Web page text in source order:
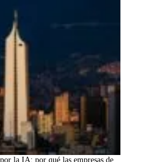
la IA: por qué las empresas de